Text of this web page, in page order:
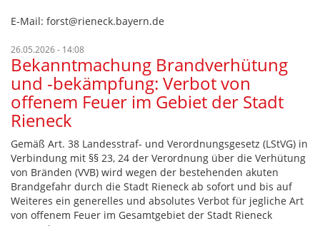
E-Mail: forst@rieneck.bayern.de
26.05.2026 - 14:08
Bekanntmachung Brandverhütung
und -bekämpfung: Verbot von
offenem Feuer im Gebiet der Stadt
Rieneck
Gemäß Art. 38 Landesstraf- und Verordnungsgesetz (LStVG) in
Verbindung mit §§ 23, 24 der Verordnung über die Verhütung
von Bränden (VVB) wird wegen der bestehenden akuten
Brandgefahr durch die Stadt Rieneck ab sofort und bis auf
Weiteres ein generelles und absolutes Verbot für jegliche Art
von offenem Feuer im Gesamtgebiet der Stadt Rieneck